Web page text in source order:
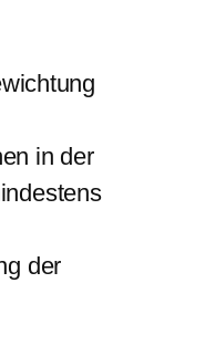
in der
der